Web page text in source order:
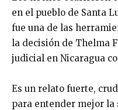
en el pueblo de Santa
fue una de las
la decisión de Thelma
judicial en Nicaragua
Es un relato fuerte,
para entender mejor la